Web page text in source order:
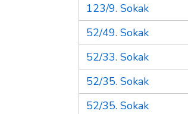
123/9. Sokak
52/49. Sokak
52/33. Sokak
52/35. Sokak
52/35. Sokak